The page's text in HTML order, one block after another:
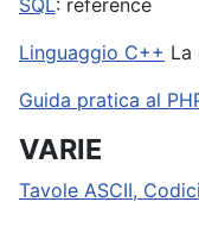
SQL: reference
Linguaggio C++ La
Guida pratica al
VARIE
Tavole ASCII,